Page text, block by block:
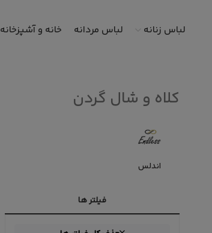
لباس زنانه لباس مردانه خانه و آشپزخانه
کلاه و شال گردن
اندلس
فیلتر ها